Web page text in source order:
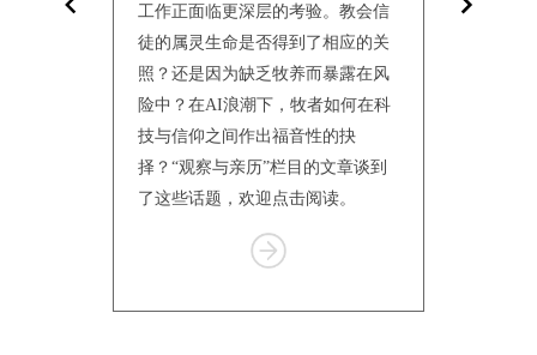
“观察与
工作正面临更深层的考验。教会信
徒的属灵生命是否得到了相应的关
照？还是因为缺乏牧养而暴露在风
险中？在AI浪潮下，牧者如何在科
技与信仰之间作出福音性的抉
择？“观察与亲历”栏目的文章谈到
了这些话题，欢迎点击阅读。
联合会（